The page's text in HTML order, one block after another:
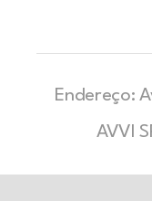
Endereço:
AVVI